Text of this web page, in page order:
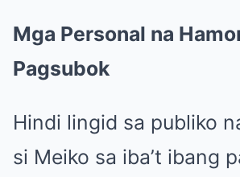
Mga Personal na
Pagsubok
Hindi lingid sa publiko
si Meiko sa iba’t ibang